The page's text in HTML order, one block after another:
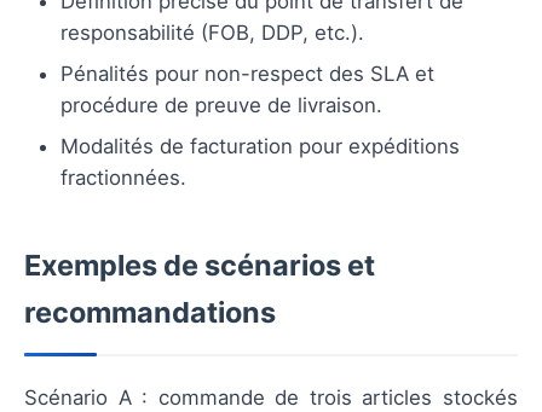
responsabilité (FOB, DDP, etc.).
Pénalités pour non-respect des SLA et
procédure de preuve de livraison.
Modalités de facturation pour expéditions
fractionnées.
Exemples de scénarios et
recommandations
Scénario A : commande de trois articles stockés